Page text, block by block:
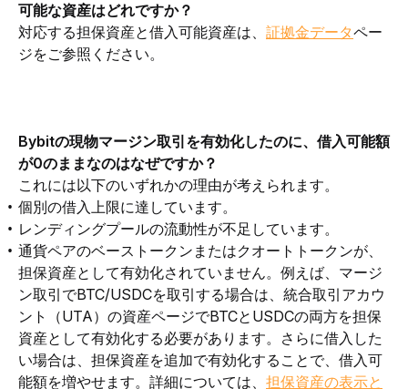
可能な資産はどれですか？
対応する担保資産と借入可能資産は、 証拠金データペー
ジをご参照ください。
Bybitの現物マージン取引を有効化したのに、借入可能額
が0のままなのはなぜですか？
これには以下のいずれかの理由が考えられます。
個別の借入上限に達しています。
レンディングプールの流動性が不足しています。
通貨ペアのベーストークンまたはクオートトークンが、
担保資産として有効化されていません。例えば、マージ
ン取引でBTC/USDCを取引する場合は、統合取引アカウ
ント（UTA）の資産ページでBTCとUSDCの両方を担保
資産として有効化する必要があります。さらに借入した
い場合は、担保資産を追加で有効化することで、借入可
能額を増やせます。詳細については、 担保資産の表示と